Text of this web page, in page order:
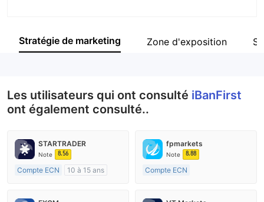
Société
Stratégie de marketing Zone d'exposition
Les utilisateurs qui ont consulté iBanFirst
ont également consulté..
STARTRADER
Note 8.56
Compte ECN
10 à 15 ans
Market Making (MM)
fpmarkets
Note 8.88
Compte ECN